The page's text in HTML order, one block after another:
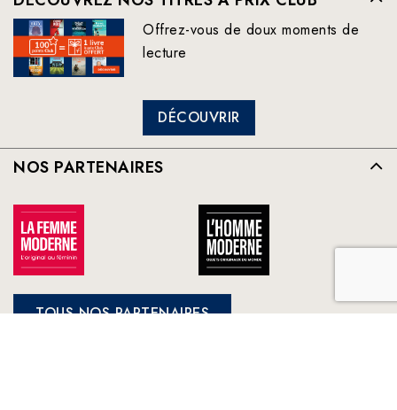
Offrez-vous de doux moments de
lecture
DÉCOUVRIR
NOS PARTENAIRES
TOUS NOS PARTENAIRES